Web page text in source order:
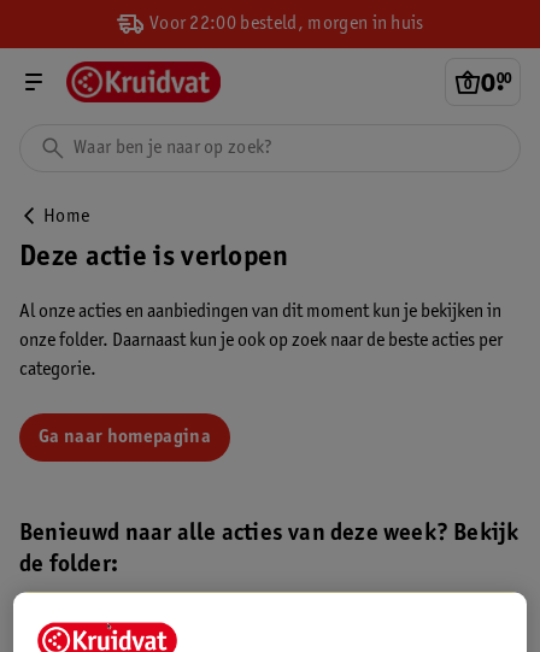
Voor 22:00 besteld, morgen in huis
0.
00
Home
Deze actie is verlopen
Al onze acties en aanbiedingen van dit moment kun je bekijken in
onze folder. Daarnaast kun je ook op zoek naar de beste acties per
categorie.
Ga naar homepagina
Benieuwd naar alle acties van deze week? Bekijk
de folder:
Kruidvat folder